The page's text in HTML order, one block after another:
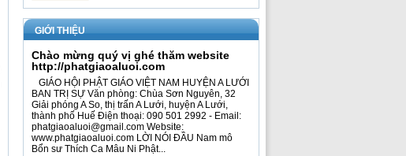
GIỚI THIỆU
Chào mừng quý vị ghé thăm website
http://phatgiaoaluoi.com
GIÁO HỘI PHẬT GIÁO VIỆT NAM HUYỆN A LƯỚI
BAN TRỊ SỰ Văn phòng: Chùa Sơn Nguyên, 32
Giải phóng A So, thị trấn A Lưới, huyện A Lưới,
thành phố Huế Điện thoại: 090 501 2992 - Email:
phatgiaoaluoi@gmail.com Website:
www.phatgiaoaluoi.com LỜI NÓI ĐẦU Nam mô
Bổn sư Thích Ca Mâu Ni Phật...